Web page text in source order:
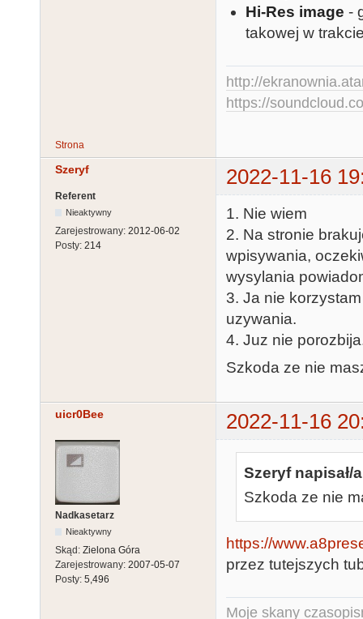
Hi-Res image -
takowej w
http://
https://
Strona
Szeryf 2022-11-16
Referent
Nieaktywny
Zarejestrowany: 2012-06-02
Posty: 214
1. Nie wiem
2. Na stronie
wpisywania,
wysylania
3. Ja nie
uzywania.
4. Juz nie
Szkoda ze nie
uicr0Bee 2022-11-16
Nadkasetarz
Nieaktywny
Skąd: Zielona Góra
Zarejestrowany: 2007-05-07
Posty: 5,496
Szeryf napisał/
Szkoda ze nie
https://
przez tutejszych
Moje skany